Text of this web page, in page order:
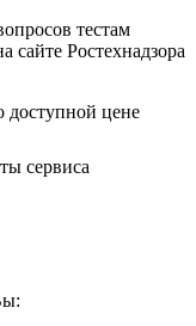
тестам
сайте Ростехнадзора
доступной цене
сервиса